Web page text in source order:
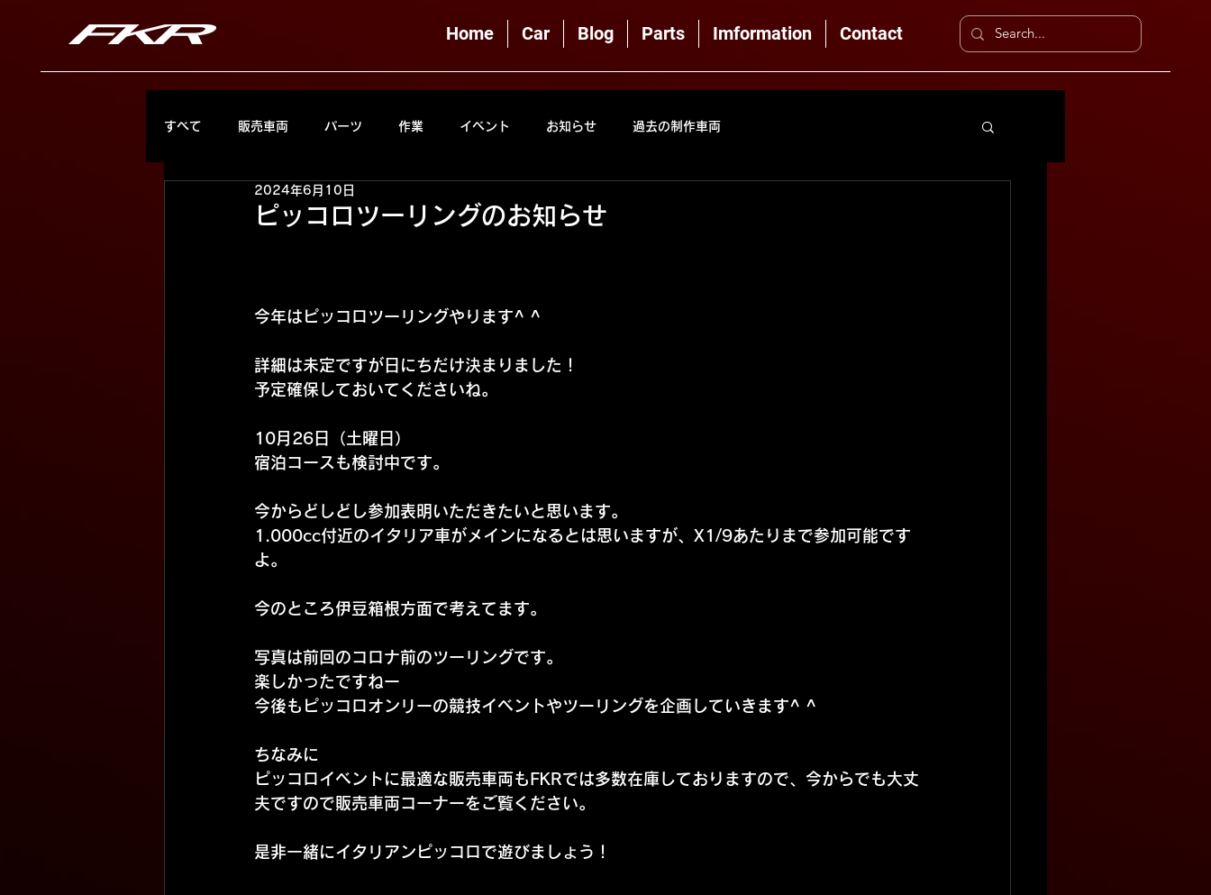
Home Car Blog Parts Imformation Contact
すべて 販売車両 パーツ 作業 イベント お知らせ 過去の制作車両
ピッコロツーリングのお知らせ
2024年6月10日
今年はピッコロツーリングやります^ ^
詳細は未定ですが日にちだけ決まりました！
予定確保しておいてくださいね。
10月26日（土曜日）
宿泊コースも検討中です。
今からどしどし参加表明いただきたいと思います。
1.000cc付近のイタリア車がメインになるとは思いますが、X1/9あたりまで参加可能です
よ。
今のところ伊豆箱根方面で考えてます。
写真は前回のコロナ前のツーリングです。
楽しかったですねー
今後もピッコロオンリーの競技イベントやツーリングを企画していきます^ ^
ちなみに
ピッコロイベントに最適な販売車両もFKRでは多数在庫しておりますので、今からでも大丈
夫ですので販売車両コーナーをご覧ください。
是非一緒にイタリアンピッコロで遊びましょう！